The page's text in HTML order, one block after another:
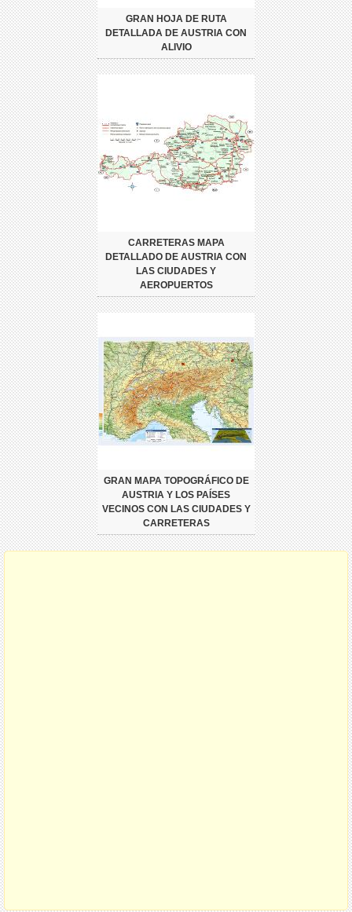
GRAN HOJA DE RUTA
DETALLADA DE AUSTRIA CON
ALIVIO
CARRETERAS MAPA
DETALLADO DE AUSTRIA CON
LAS CIUDADES Y
AEROPUERTOS
GRAN MAPA TOPOGRÁFICO DE
AUSTRIA Y LOS PAÍSES
VECINOS CON LAS CIUDADES Y
CARRETERAS